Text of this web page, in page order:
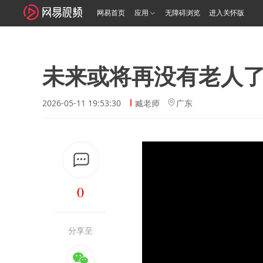
网易首页 应用 无障碍浏览 进入关怀版
未来或将再没有老人
2026-05-11 19:53:30 臧老师 广东
0
分享至